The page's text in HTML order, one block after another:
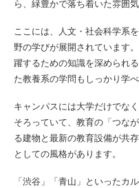
ら、緑豊かで落ち着いた雰囲
ここには、人文・社会科学系
野の学びが展開されています
躍するための知識を深められ
た教養系の学問もしっかり学べ
キャンパスには大学だけでな
そろっていて、教育の「つな
る建物と最新の教育設備が共
としての風格があります。
「渋谷」「青山」といったカ